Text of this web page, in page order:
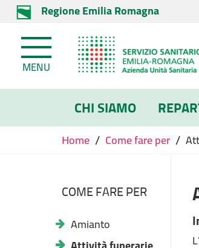
Regione Emilia Romagna
MENU
CHI SIAMO
Home / Come fare per /
COME FARE PER
Amianto